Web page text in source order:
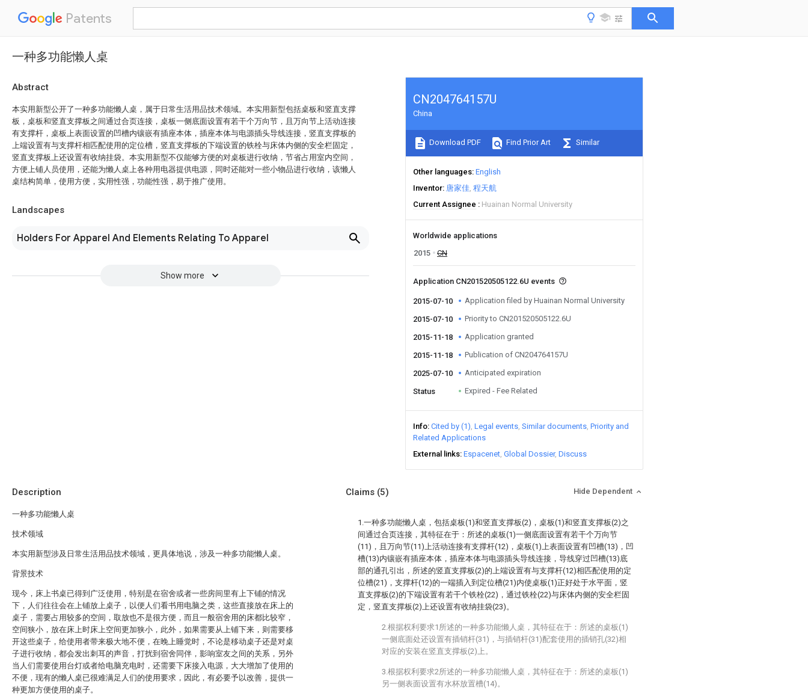
Patents
一种多功能懒人桌
Abstract
本实用新型公开了一种多功能懒人桌，属于日常生活用品技术领域。本实用新型包括桌板和竖直支撑
板，桌板和竖直支撑板之间通过合页连接，桌板一侧底面设置有若干个万向节，且万向节上活动连接
有支撑杆，桌板上表面设置的凹槽内镶嵌有插座本体，插座本体与电源插头导线连接，竖直支撑板的
上端设置有与支撑杆相匹配使用的定位槽，竖直支撑板的下端设置的铁栓与床体内侧的安全栏固定，
竖直支撑板上还设置有收纳挂袋。本实用新型不仅能够方便的对桌板进行收纳，节省占用室内空间，
方便上铺人员使用，还能为懒人桌上各种用电器提供电源，同时还能对一些小物品进行收纳，该懒人
桌结构简单，使用方便，实用性强，功能性强，易于推广使用。
Landscapes
Holders For Apparel And Elements Relating To Apparel
Show more
CN204764157U
China
Download PDF Find Prior Art Similar
Other languages English
Inventor 唐家佳 程天航
Current Assignee
Huainan Normal University
Worldwide applications
2015
CN
Application CN201520505122.6U events
2015-07-10 Application filed by Huainan Normal University
2015-07-10 Priority to CN201520505122.6U
2015-11-18 Application granted
2015-11-18 Publication of CN204764157U
2025-07-10 Anticipated expiration
Status Expired - Fee Related
Info Cited by (1) Legal events Similar documents Priority and
Related Applications
External links Espacenet Global Dossier Discuss
Description
一种多功能懒人桌
技术领域
本实用新型涉及日常生活用品技术领域，更具体地说，涉及一种多功能懒人桌。
背景技术
现今，床上书桌已得到广泛使用，特别是在宿舍或者一些房间里有上下铺的情况
下，人们往往会在上铺放上桌子，以便人们看书用电脑之类，这些直接放在床上的
桌子，需要占用较多的空间，取放也不是很方便，而且一般宿舍用的床都比较窄，
空间狭小，放在床上时床上空间更加狭小，此外，如果需要从上铺下来，则需要移
开这些桌子，给使用者带来极大地不便，在晚上睡觉时，不论是移动桌子还是对桌
子进行收纳，都会发出刺耳的声音，打扰到宿舍同伴，影响室友之间的关系，另外
当人们需要使用台灯或者给电脑充电时，还需要下床接入电源，大大增加了使用的
不便，现有的懒人桌已很难满足人们的使用要求，因此，有必要予以改善，提供一
种更加方便使用的桌子。
Claims (5) Hide Dependent
1.一种多功能懒人桌，包括桌板(1)和竖直支撑板(2)，桌板(1)和竖直支撑板(2)之
间通过合页连接，其特征在于：所述的桌板(1)一侧底面设置有若干个万向节
(11)，且万向节(11)上活动连接有支撑杆(12)，桌板(1)上表面设置有凹槽(13)，凹
槽(13)内镶嵌有插座本体，插座本体与电源插头导线连接，导线穿过凹槽(13)底
部的通孔引出，所述的竖直支撑板(2)的上端设置有与支撑杆(12)相匹配使用的定
位槽(21)，支撑杆(12)的一端插入到定位槽(21)内使桌板(1)正好处于水平面，竖
直支撑板(2)的下端设置有若干个铁栓(22)，通过铁栓(22)与床体内侧的安全栏固
定，竖直支撑板(2)上还设置有收纳挂袋(23)。
2.根据权利要求1所述的一种多功能懒人桌，其特征在于：所述的桌板(1)
一侧底面处还设置有插销杆(31)，与插销杆(31)配套使用的插销孔(32)相
对应的安装在竖直支撑板(2)上。
3.根据权利要求2所述的一种多功能懒人桌，其特征在于：所述的桌板(1)
另一侧表面设置有水杯放置槽(14)。